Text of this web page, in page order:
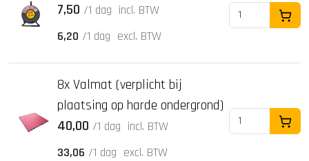
7,50 /1 dag incl. BTW
6,20 /1 dag excl. BTW
In
8x Valmat (verplicht bij
plaatsing op harde ondergrond)
40,00 /1 dag incl. BTW
33,06 /1 dag excl. BTW
In